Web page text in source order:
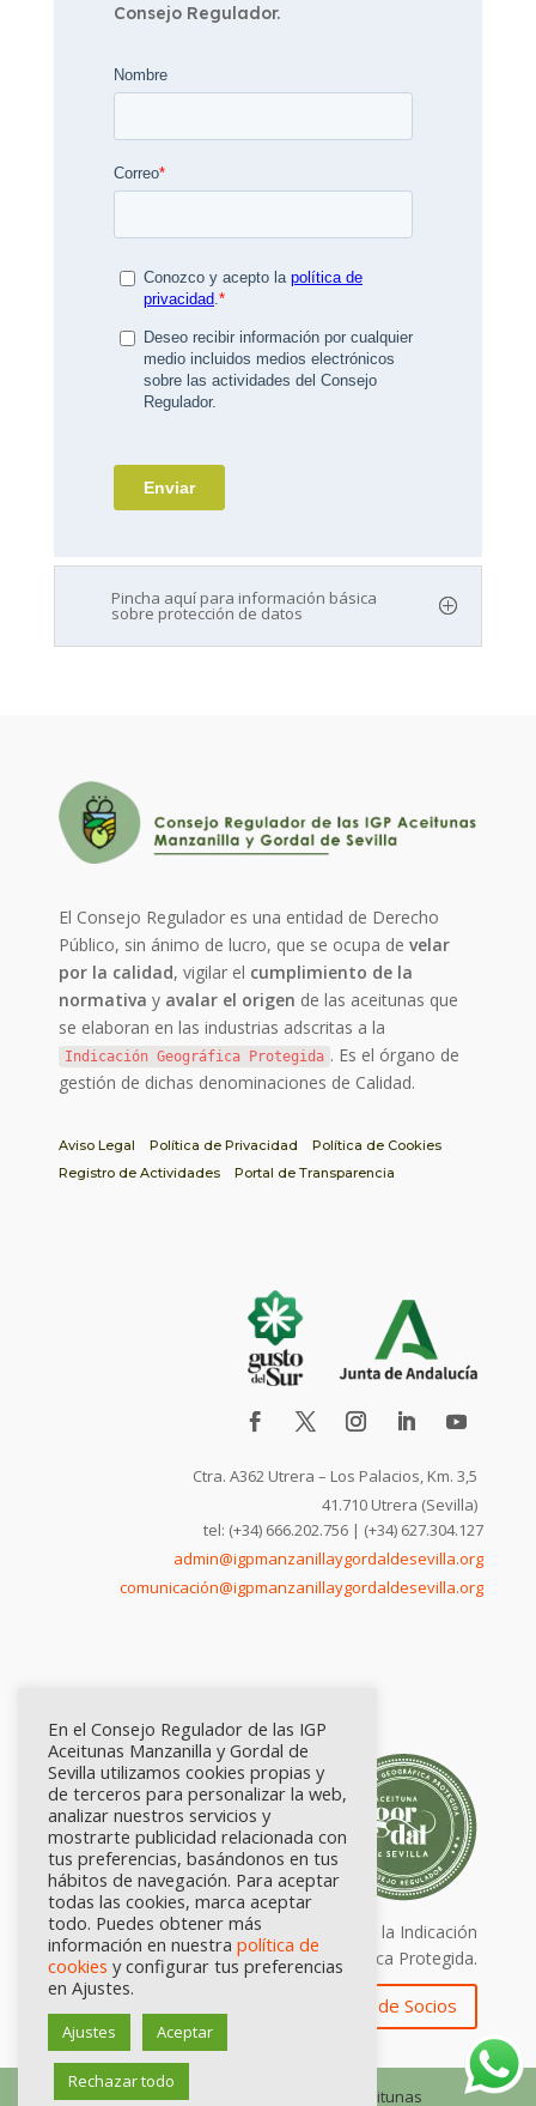
Consejo Regulador.
Pincha aquí para información básica
sobre protección de datos
El Consejo Regulador es una entidad de Derecho
Público, sin ánimo de lucro, que se ocupa develar
por la calidad, vigilar el cumplimiento de la
normativa y avalar el origen de las aceitunas que
se elaboran en las industrias adscritas a la
Indicación Geográfica Protegida . Es el órgano de
gestión de dichas denominaciones de Calidad.
Aviso Legal Política de Privacidad
Política de Cookies
Registro de Actividades
Portal de Transparencia
Ctra. A362 Utrera – Los Palacios, Km. 3,5
41.710 Utrera (Sevilla)
tel: (+34) 666.202.756 | (+34) 627.304.127
admin@igpmanzanillaygordaldesevilla.org
comunicación@igpmanzanillaygordaldesevilla.org
Calidad certificada por Origen. Sellos de la Indicación
Geográfica Protegida.
Zona de Socios
© Consejo Regulador de las IGP Aceitunas
En el Consejo Regulador de las IGP
Aceitunas Manzanilla y Gordal de
Sevilla utilizamos cookies propias y
de terceros para personalizar la web,
analizar nuestros servicios y
mostrarte publicidad relacionada con
tus preferencias, basándonos en tus
hábitos de navegación. Para aceptar
todas las cookies, marca aceptar
todo. Puedes obtener más
información en nuestra política de
cookies y configurar tus preferencias
en Ajustes.
Ajustes Aceptar
Rechazar todo